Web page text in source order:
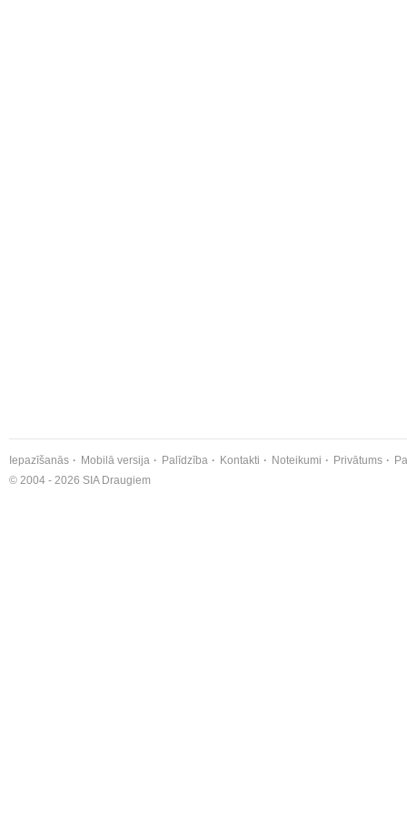
Iepazīšanās Mobilā versija Palīdzība Kontakti Noteikumi Privātums
© 2004 - 2026 SIA Draugiem